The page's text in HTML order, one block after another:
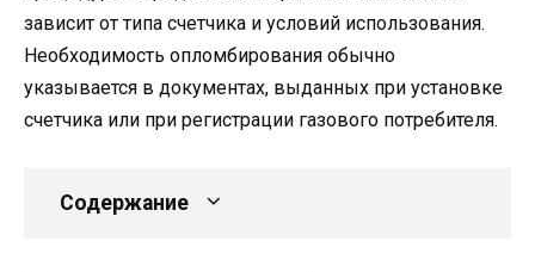
зависит от типа счетчика и условий использования.
Необходимость опломбирования обычно
указывается в документах, выданных при установке
счетчика или при регистрации газового потребителя.
Содержание